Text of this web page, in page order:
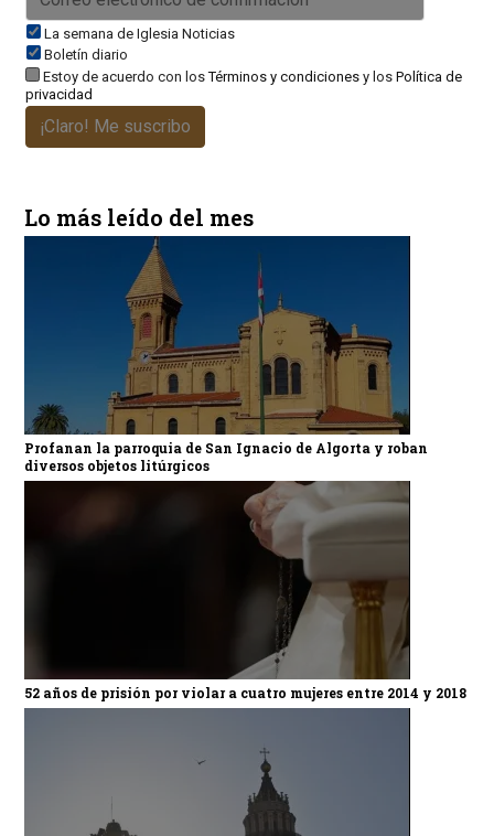
La semana de Iglesia Noticias
Boletín diario
Estoy de acuerdo con losTérminos y condicionesy los Política de
privacidad
¡Claro! Me suscribo
Lo más leído del mes
Profanan la parroquia de San Ignacio de Algorta y roban
diversos objetos litúrgicos
52 años de prisión por violar a cuatro mujeres entre 2014 y 2018